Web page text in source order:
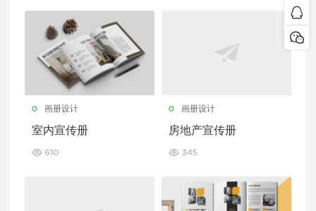
画册设计
室内宣传册
610
画册设计
房地产宣传册
345